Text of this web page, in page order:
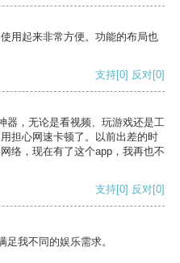
用起来非常方便。功能的布局也
支持[0] 反对[0]
器，无论是看视频、玩游戏还是工
担心网速卡顿了。以前出差的时
络，现在有了这个app，我再也不
支持[0] 反对[0]
我不同的娱乐需求。